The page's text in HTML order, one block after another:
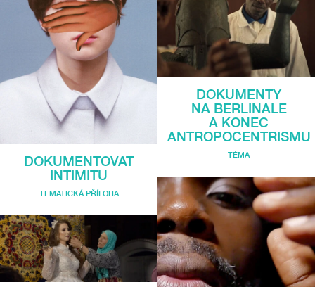
DOKUMENTOVAT
INTIMITU
TEMATICKÁ PŘÍLOHA
DOKUMENTY
NA BERLINALE
A KONEC
ANTROPOCENTRISMU
TÉMA